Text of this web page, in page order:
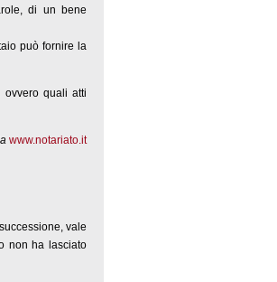
di un bene
può fornire la
ovvero quali atti
www.notariato.it
vale
non ha lasciato